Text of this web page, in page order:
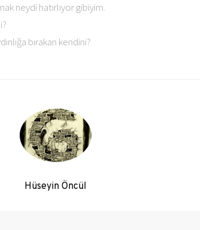
neydi hatırlıyor gibiyim.
bırakan kendini?
Hüseyin Öncül